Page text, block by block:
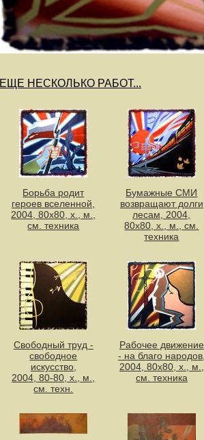
ЕЩЕ НЕСКОЛЬКО РАБОТ...
Борьба родит
героев вселенной,
2004, 80х80, х., м.,
см. техника
Бумажные СМИ
возвращают долги
лесам, 2004,
80х80, х., м., см.
техника
Свободный труд -
свободное
искусство,
2004, 80-80, х., м.,
см. техн.
Рабочее движение
- на благо народов,
2004, 80х80, х., м.,
см. техника